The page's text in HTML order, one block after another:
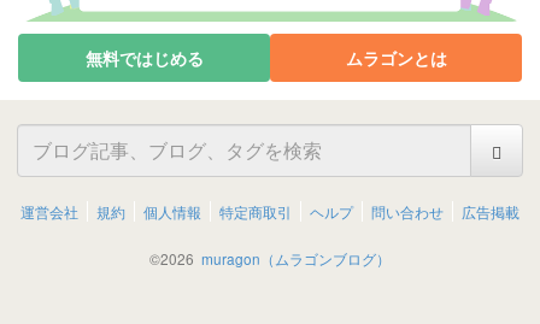
無料ではじめる ムラゴンとは
運営会社 規約 個人情報 特定商取引 ヘルプ 問い合わせ 広告掲載
©2026 muragon（ムラゴンブログ）